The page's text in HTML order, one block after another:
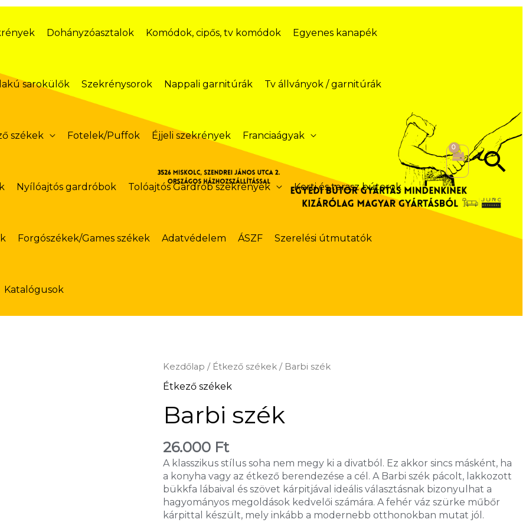
Dohányzóasztalok Komódok, cipős, tv komódok Egyenes kanapék
sarokülők Szekrénysorok Nappali garnitúrák Tv állványok / garnitúrák
székek Fotelek/Puffok Éjjeli szekrények Franciaágyak
Nyílóajtós gardróbok Tolóajtós Gardrób szekrények Kerti és terasz bútorok
Forgószékek/Games székek Adatvédelem ÁSZF Szerelési útmutatók
Katalógusok
Kezdőlap / Étkező székek / Barbi szék
Étkező székek
Barbi szék
26.000 Ft
A klasszikus stílus soha nem megy ki a divatból. Ez akkor sincs másként, ha
a konyha vagy az étkező berendezése a cél. A Barbi szék pácolt, lakkozott
bükkfa lábaival és szövet kárpitjával ideális választásnak bizonyulhat a
hagyományos megoldások kedvelői számára. A fehér váz szürke műbőr
kárpittal készült, mely inkább a modernebb otthonokban mutat jól.